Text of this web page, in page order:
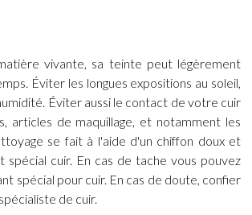
vivante, sa teinte peut légèrement
Éviter les longues expositions au soleil,
Éviter aussi le contact de votre cuir
articles de maquillage, et notamment les
se fait à l'aide d'un chiffon doux et
spécial cuir. En cas de tache vous pouvez
spécial pour cuir. En cas de doute, confier
de cuir.